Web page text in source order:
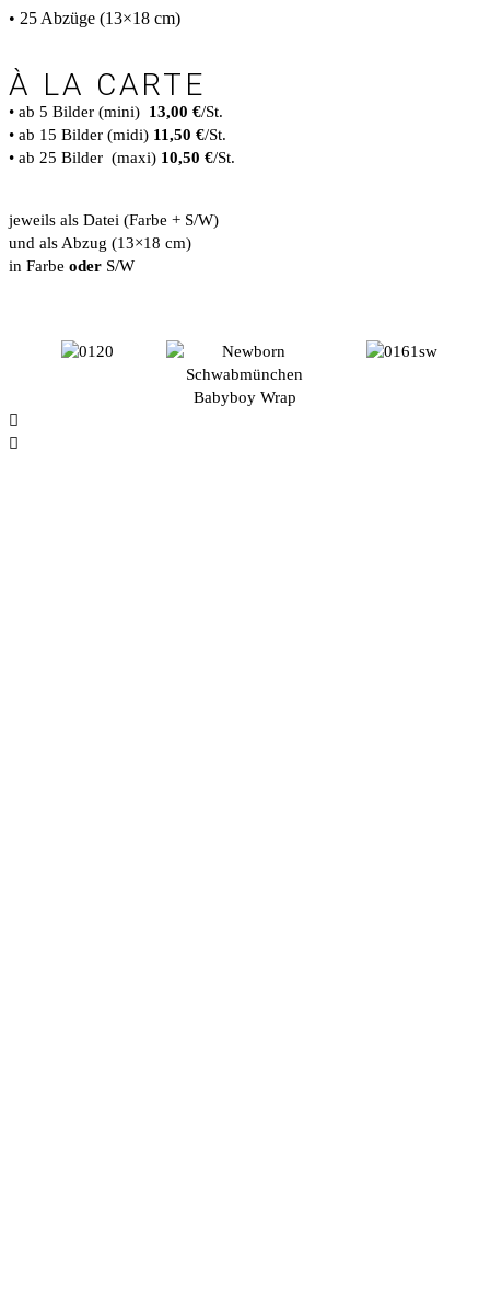
• 25 Abzüge (13×18 cm)
À LA CARTE
• ab 5 Bilder (mini) 13,00 €/St.
• ab 15 Bilder (midi) 11,50 €/St.
• ab 25 Bilder (maxi) 10,50 €/St.
jeweils als Datei (Farbe + S/W)
und als Abzug (13×18 cm)
in Farbe oder S/W